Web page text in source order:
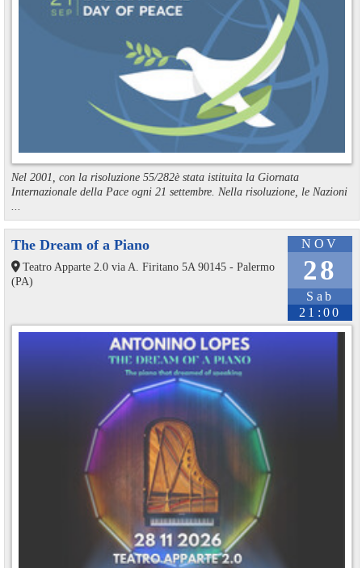
Nel 2001, con la risoluzione 55/282è stata istituita la Giornata
Internazionale della Pace ogni 21 settembre. Nella risoluzione, le Nazioni
...
NOV
28
Sab
21:00
The Dream of a Piano
Teatro Apparte 2.0 via A. Firitano 5A 90145 - Palermo
(PA)